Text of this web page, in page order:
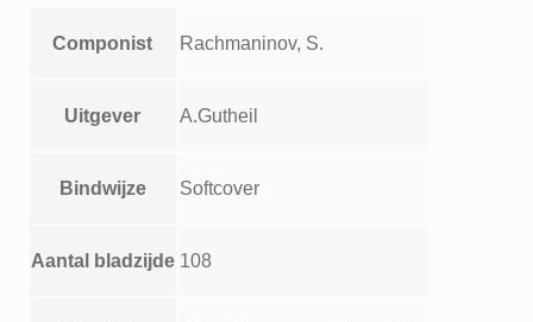
Componist Rachmaninov, S.
Uitgever A.Gutheil
Bindwijze Softcover
Aantal bladzijde 108